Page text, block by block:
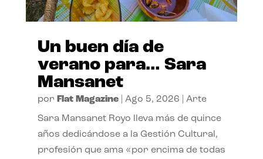
Un buen día de
verano para… Sara
Mansanet
por Flat Magazine| Ago 5, 2026 Arte
Sara Mansanet Royo lleva más de quince
años dedicándose a la Gestión Cultural,
profesión que ama «por encima de todas